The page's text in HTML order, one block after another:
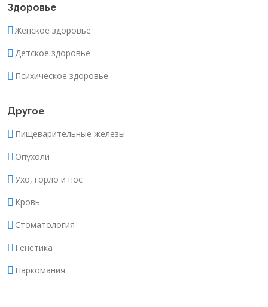
Здоровье
Женское здоровье
Детское здоровье
Психическое здоровье
Другое
Пищеварительные железы
Опухоли
Ухо, горло и нос
Кровь
Стоматология
Генетика
Наркомания